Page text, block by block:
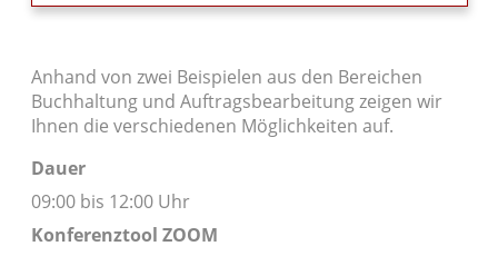
Anhand von zwei Beispielen aus den Bereichen
Buchhaltung und Auftragsbearbeitung zeigen wir
Ihnen die verschiedenen Möglichkeiten auf.
Dauer
09:00 bis 12:00 Uhr
Konferenztool ZOOM